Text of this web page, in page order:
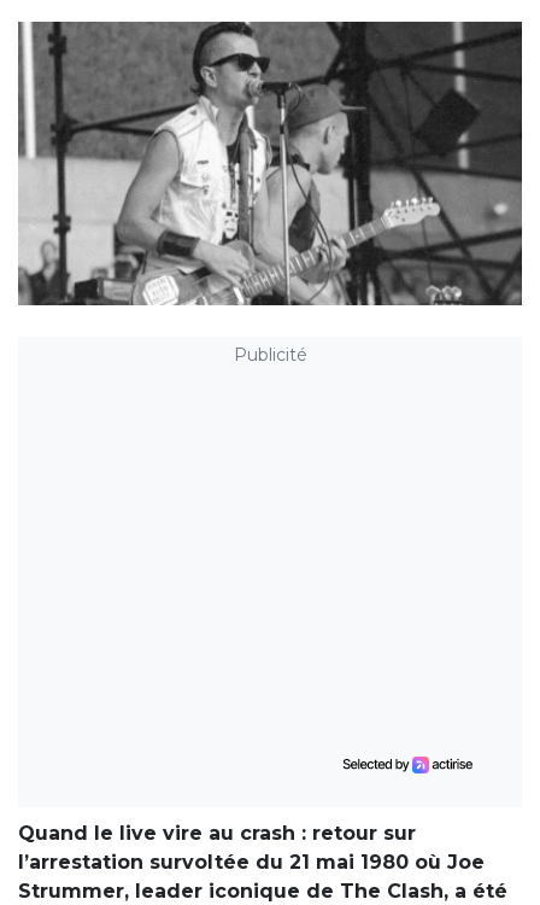
Publicité
Quand le live vire au crash : retour sur
l’arrestation survoltée du 21 mai 1980 où Joe
Strummer, leader iconique de The Clash, a été